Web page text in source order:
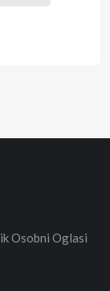
Osobni Oglasi